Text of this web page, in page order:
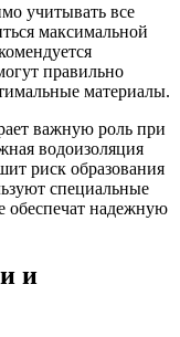
учитывать все
максимальной
правильно
материалы.
важную роль при
водоизоляция
риск образования
специальные
обеспечат надежную
и